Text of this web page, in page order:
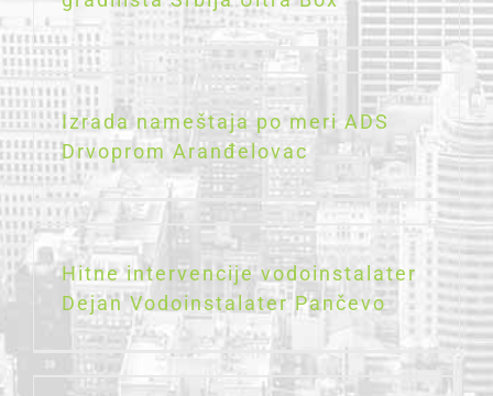
Izrada nameštaja po meri ADS
Drvoprom Aranđelovac
Hitne intervencije vodoinstalater
Dejan Vodoinstalater Pančevo